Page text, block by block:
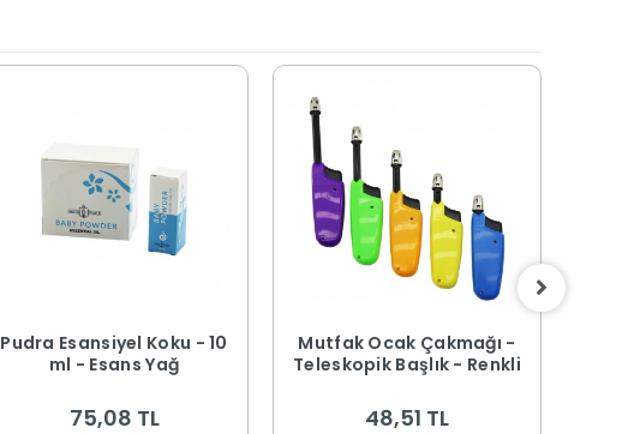
Pudra Esansiyel Koku - 10
ml - Esans Yağ
75,08 TL
Mutfak Ocak Çakmağı -
Teleskopik Başlık - Renkli
48,51 TL